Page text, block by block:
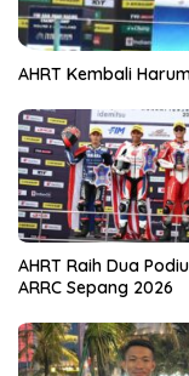
AHRT Kembali
AHRT Raih Dua
ARRC Sepang 2026